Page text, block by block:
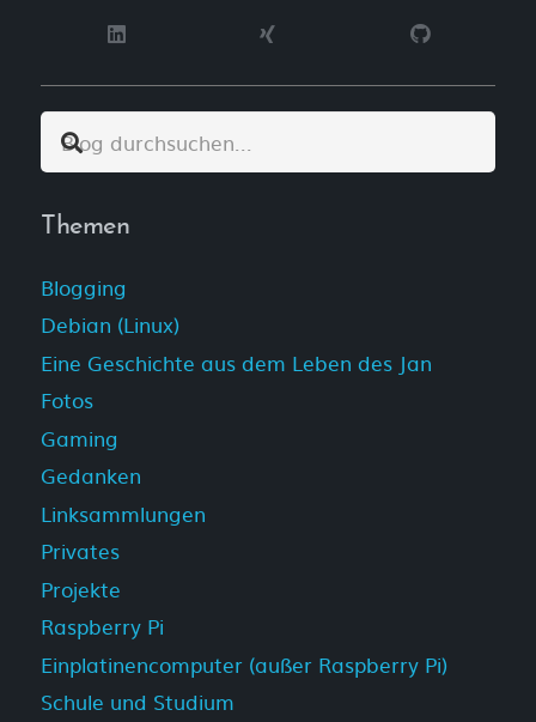
Themen
Blogging
Debian (Linux)
Eine Geschichte aus dem Leben des Jan
Fotos
Gaming
Gedanken
Linksammlungen
Privates
Projekte
Raspberry Pi
Einplatinencomputer (außer Raspberry Pi)
Schule und Studium